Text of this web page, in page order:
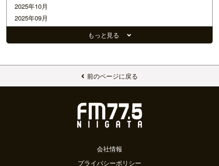
2025年10月
2025年09月
2025年08月
2025年05月
2025年03月
もっと見る
前のページに戻る
会社情報
プライバシーポリシー